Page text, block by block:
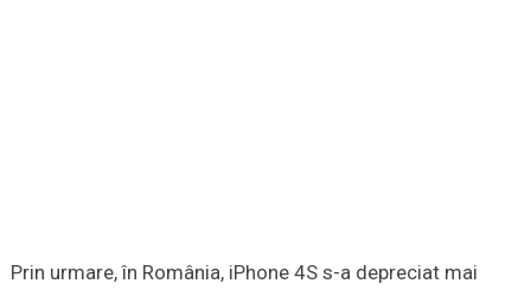
Prin urmare, în România, iPhone 4S s-a depreciat mai